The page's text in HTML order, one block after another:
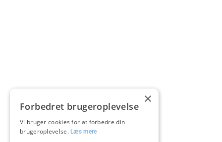
×
Forbedret brugeroplevelse
Vi bruger cookies for at forbedre din
brugeroplevelse.Læs mere